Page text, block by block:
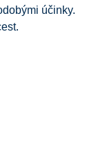
účinky.